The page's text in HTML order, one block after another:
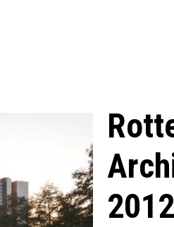
2012